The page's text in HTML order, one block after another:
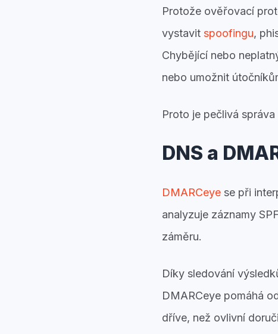
Protože ověřovací
vystavit spoofingu,
Chybějící nebo
nebo umožnit
Proto je pečlivá
DNS a
DMARCeye se při
analyzuje záznamy
záměru.
Díky sledování
DMARCeye pomáhá
dříve, než ovlivní